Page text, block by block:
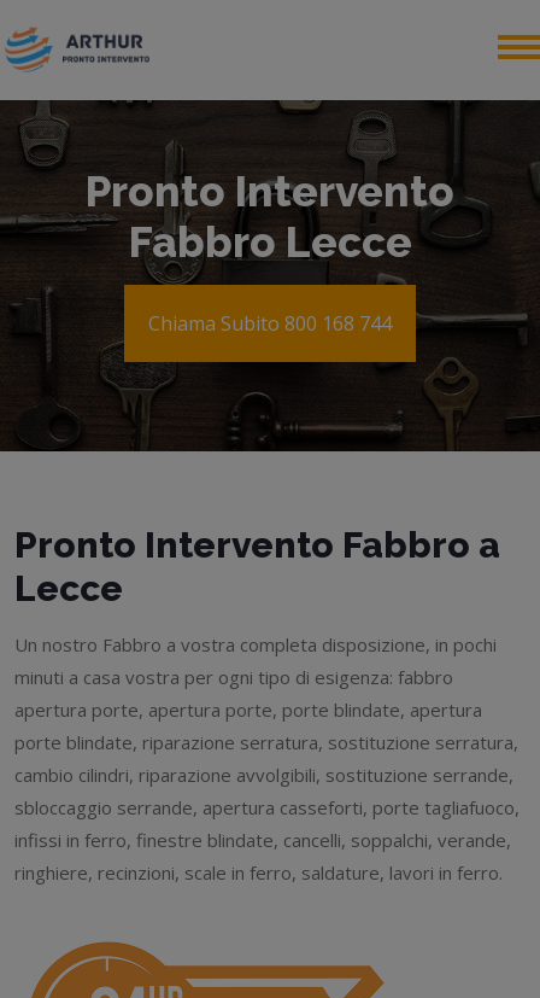
Pronto Intervento
Fabbro Lecce
Chiama Subito 800 168 744
Pronto Intervento Fabbro a
Lecce
Un nostro Fabbro a vostra completa disposizione, in pochi
minuti a casa vostra per ogni tipo di esigenza: fabbro
apertura porte, apertura porte, porte blindate, apertura
porte blindate, riparazione serratura, sostituzione serratura,
cambio cilindri, riparazione avvolgibili, sostituzione serrande,
sbloccaggio serrande, apertura casseforti, porte tagliafuoco,
infissi in ferro, finestre blindate, cancelli, soppalchi, verande,
ringhiere, recinzioni, scale in ferro, saldature, lavori in ferro.